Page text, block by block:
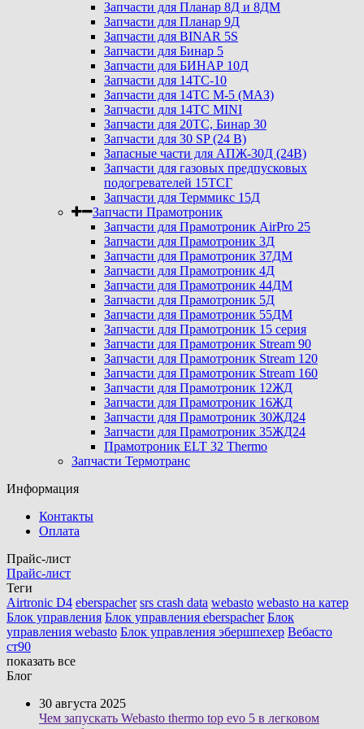
Запчасти для Планар 8Д и 8ДМ
Запчасти для Планар 9Д
Запчасти для BINAR 5S
Запчасти для Бинар 5
Запчасти для БИНАР 10Д
Запчасти для 14ТС-10
Запчасти для 14ТС М-5 (МАЗ)
Запчасти для 14ТС MINI
Запчасти для 20ТС, Бинар 30
Запчасти для 30 SP (24 В)
Запасные части для АПЖ-30Д (24В)
Запчасти для газовых предпусковых
подогревателей 15ТСГ
Запчасти для Терммикс 15Д
Запчасти Прамотроник
Запчасти для Прамотроник AirPro 25
Запчасти для Прамотроник 3Д
Запчасти для Прамотроник 37ДМ
Запчасти для Прамотроник 4Д
Запчасти для Прамотроник 44ДМ
Запчасти для Прамотроник 5Д
Запчасти для Прамотроник 55ДМ
Запчасти для Прамотроник 15 серия
Запчасти для Прамотроник Stream 90
Запчасти для Прамотроник Stream 120
Запчасти для Прамотроник Stream 160
Запчасти для Прамотроник 12ЖД
Запчасти для Прамотроник 16ЖД
Запчасти для Прамотроник 30ЖД24
Запчасти для Прамотроник 35ЖД24
Прамотроник ELT 32 Thermo
Запчасти Термотранс
Информация
Контакты
Оплата
Прайс-лист
Прайс-лист
Теги
Airtronic D4 eberspacher srs crash data webasto webasto на катер
Блок управления Блок управления eberspacher Блок
управления webasto Блок управления эбершпехер Вебасто
ст90
показать все
Блог
30 августа 2025
Чем запускать Webasto thermo top evo 5 в легковом